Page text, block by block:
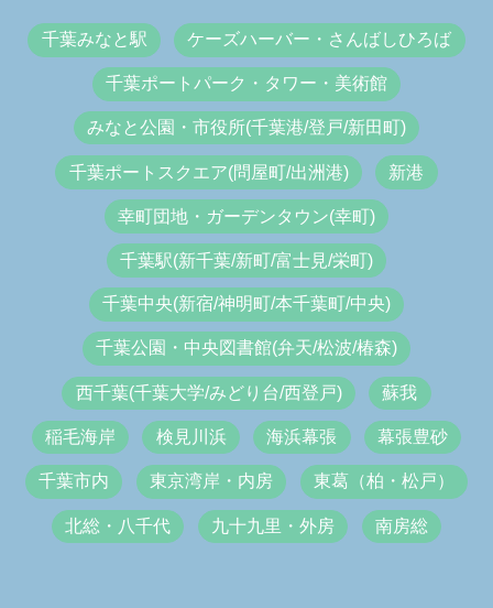
千葉みなと駅 ケーズハーバー・さんばしひろば
千葉ポートパーク・タワー・美術館
みなと公園・市役所(千葉港/登戸/新田町)
千葉ポートスクエア(問屋町/出洲港) 新港
幸町団地・ガーデンタウン(幸町)
千葉駅(新千葉/新町/富士見/栄町)
千葉中央(新宿/神明町/本千葉町/中央)
千葉公園・中央図書館(弁天/松波/椿森)
西千葉(千葉大学/みどり台/西登戸) 蘇我
稲毛海岸 検見川浜 海浜幕張 幕張豊砂
千葉市内 東京湾岸・内房 東葛（柏・松戸）
北総・八千代 九十九里・外房 南房総